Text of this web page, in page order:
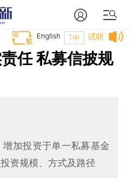
试听
T中
English
任 私募信披规
加投资于单一私募基金
资规模、方式及路径